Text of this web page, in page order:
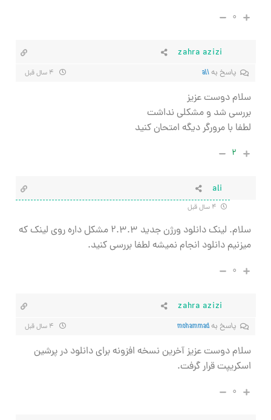
۰
zahra azizi
پاسخ بهali
سلام دوست عزیز
بررسی شد و مشکلی نداشت
لطفا با مرورگر دیگه امتحان کنید
۲
ali
سلام. لینک دانلود ورژن جدید ۲.۳.۳ مشکل داره روی لینک که
میزنیم دانلود انجام نمیشه لطفا بررسی کنید.
۰
zahra azizi
پاسخ بهmohammad
سلام دوست عزیز آخرین نسخه افزونه برای دانلود در پرشین
اسکریپت قرار گرفت.
۰